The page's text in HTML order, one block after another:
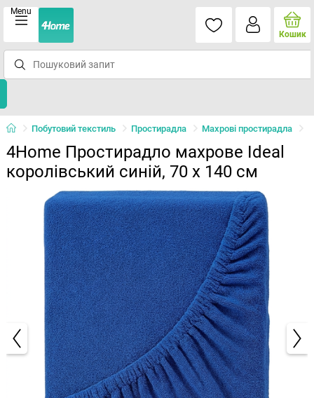
Menu
Кошик
Побутовий текстиль Простирадла Махрові простирадла
4Home Простирадло махрове Ideal
королівський синій, 70 x 140 см